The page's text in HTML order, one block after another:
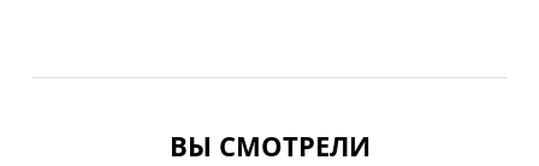
ВЫ СМОТРЕЛИ